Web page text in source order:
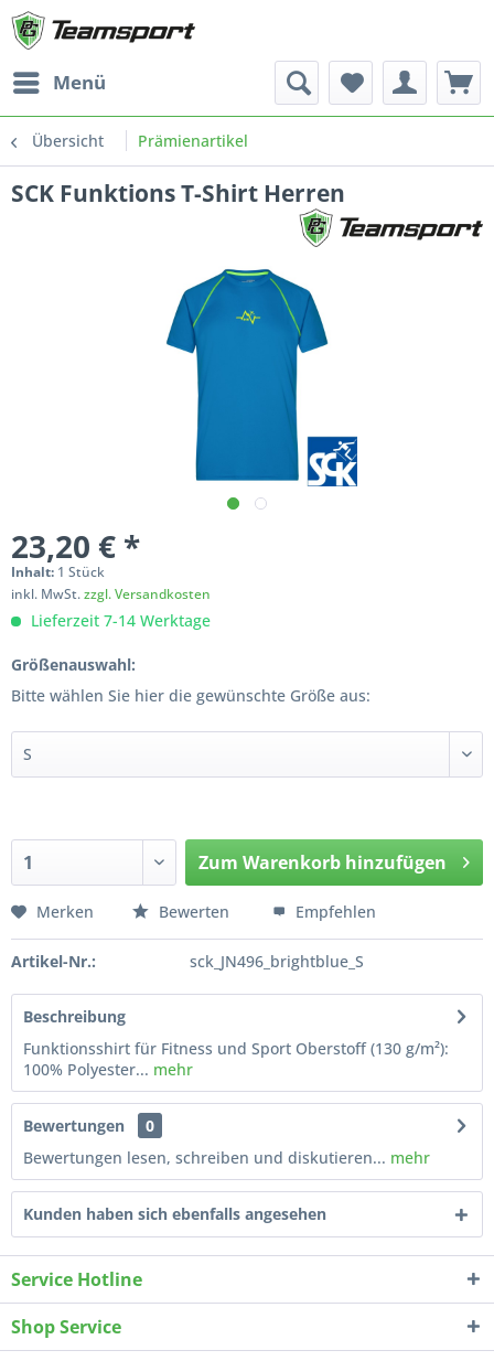
Menü
Übersicht Prämienartikel
SCK Funktions T-Shirt Herren
23,20 € *
Inhalt: 1 Stück
inkl. MwSt.zzgl. Versandkosten
Lieferzeit 7-14 Werktage
Größenauswahl:
Bitte wählen Sie hier die gewünschte Größe aus:
Zum Warenkorb hinzufügen
Hinzugefügt
Merken Bewerten Empfehlen
Artikel-Nr.: sck_JN496_brightblue_S
Beschreibung
Funktionsshirt für Fitness und Sport Oberstoff (130 g/m²):
100% Polyester... mehr
Bewertungen
0
Bewertungen lesen, schreiben und diskutieren... mehr
Kunden haben sich ebenfalls angesehen
Service Hotline
Shop Service